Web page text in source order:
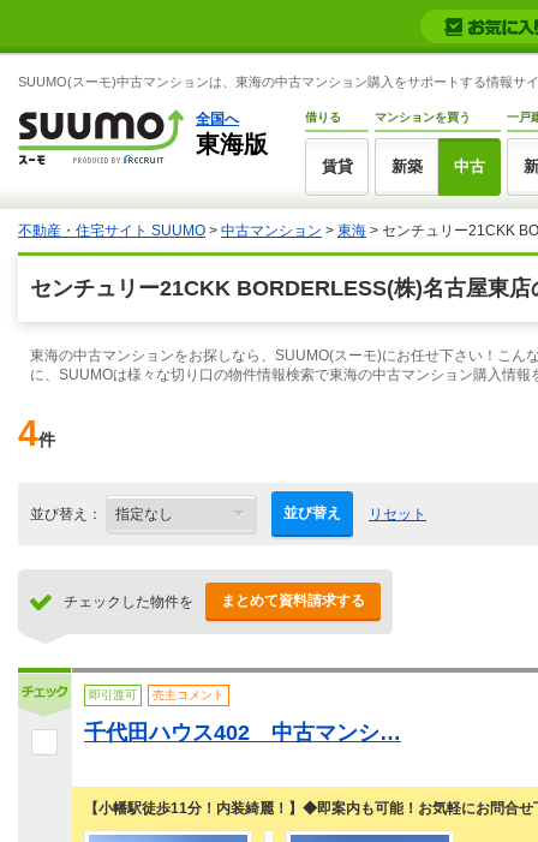
SUUMO(スーモ)中古マンションは、東海の中古マンション購入をサポートする情報サ
全国へ
東海版
借りる
賃貸
マンションを買う
新築 中古
一戸
不動産・住宅サイト SUUMO > 中古マンション > 東海 > センチュリー21CKK
センチュリー21CKK BORDERLESS(株)名古屋東
東海の中古マンションをお探しなら、SUUMO(スーモ)にお任せ下さい！こ
に、SUUMOは様々な切り口の物件情報検索で東海の中古マンション購入情報
4件
並び替え： 並び替え リセット
チェックした物件を まとめて資料請求する
即引渡可 売主コメント
千代田ハウス402 中古マンシ…
【小幡駅徒歩11分！内装綺麗！】◆即案内も可能！お気軽にお問合せ